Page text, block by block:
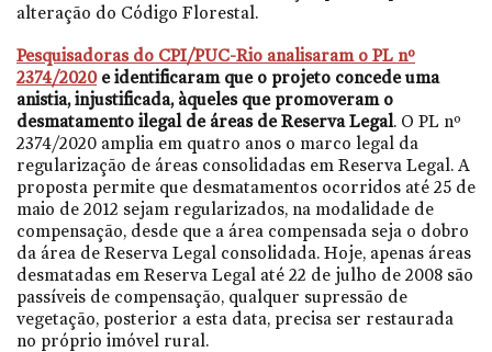
alteração do Código Florestal.
Pesquisadoras do CPI/PUC-Rio analisaram o PL nº
2374/2020e identificaram que o projeto concede uma
anistia, injustificada, àqueles que promoveram o
desmatamento ilegal de áreas de Reserva Legal. O PL nº
2374/2020 amplia em quatro anos o marco legal da
regularização de áreas consolidadas em Reserva Legal. A
proposta permite que desmatamentos ocorridos até 25 de
maio de 2012 sejam regularizados, na modalidade de
compensação, desde que a área compensada seja o dobro
da área de Reserva Legal consolidada. Hoje, apenas áreas
desmatadas em Reserva Legal até 22 de julho de 2008 são
passíveis de compensação, qualquer supressão de
vegetação, posterior a esta data, precisa ser restaurada
no próprio imóvel rural.